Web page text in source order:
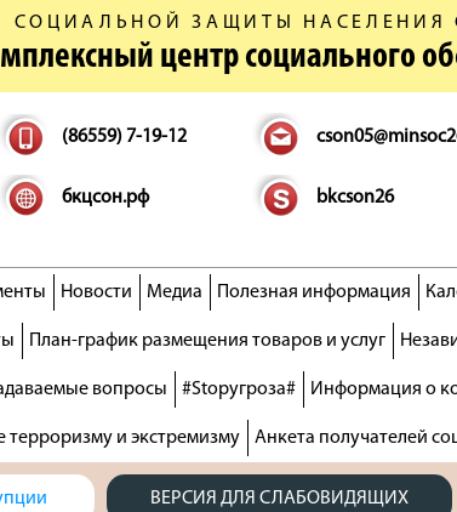
СОЦИАЛЬНОЙ ЗАЩИТЫ НАСЕЛЕНИЯ
центр социального
(86559) 7-19-12
бкцсон.рф bkcson26
Новости Медиа Полезная информация
План-график размещения товаров и услуг
вопросы #Stopугроза# Информация о
терроризму и экстремизму Анкета получателей
ВЕРСИЯ ДЛЯ СЛАБОВИДЯЩИХ